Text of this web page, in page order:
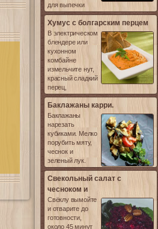
для выпечки
Хумус с болгарским перцем
В электрическом
блендере или
кухонном
комбайне
измельчите нут,
красный сладкий
перец,
Баклажаны карри.
Баклажаны
нарезать
кубиками. Мелко
порубить мяту,
чеснок и
зеленый лук.
Свекольный салат с
чесноком и
Свёклу вымойте
и отварите до
готовности,
около 45 минут